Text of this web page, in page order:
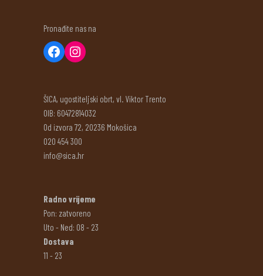
Pronađite nas na
ŠICA, ugostiteljski obrt, vl. Viktor Trento
OIB: 60472814032
Od izvora 72, 20236 Mokošica
020 454 300
info@sica.hr
Radno vrijeme
Pon: zatvoreno
Uto - Ned: 08 - 23
Dostava
11 - 23